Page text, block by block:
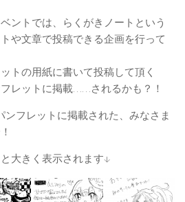
ントでは、らくがきノートという
や文章で投稿できる企画を行って
トの用紙に書いて投稿して頂く
レットに掲載……されるかも？！
ンフレットに掲載された、みなさま
大きく表示されます↓